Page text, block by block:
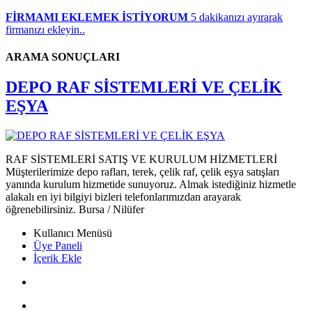
FİRMAMI EKLEMEK İSTİYORUM 5 dakikanızı ayırarak
firmanızı ekleyin..
ARAMA SONUÇLARI
DEPO RAF SİSTEMLERİ VE ÇELİK
EŞYA
RAF SİSTEMLERİ SATIŞ VE KURULUM HİZMETLERİ
Müşterilerimize depo rafları, terek, çelik raf, çelik eşya satışları
yanında kurulum hizmetide sunuyoruz. Almak istediğiniz hizmetle
alakalı en iyi bilgiyi bizleri telefonlarımızdan arayarak
öğrenebilirsiniz. Bursa / Nilüfer
Kullanıcı Menüsü
Üye Paneli
İçerik Ekle